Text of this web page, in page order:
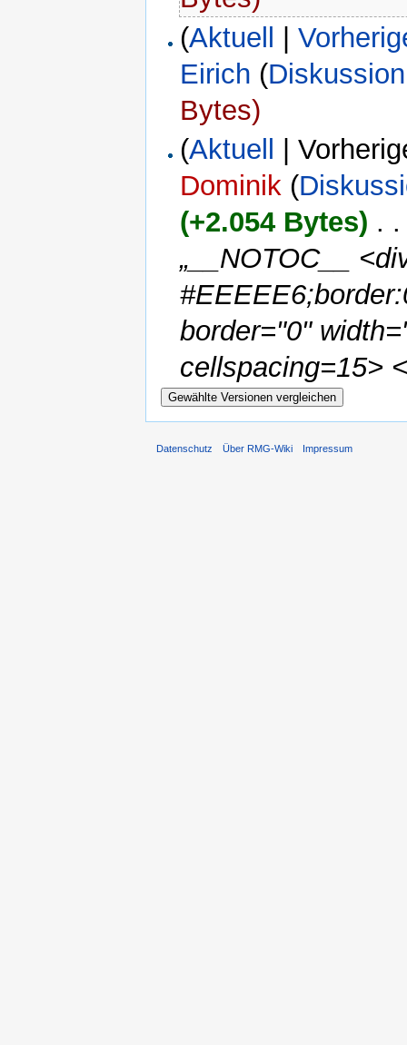
(Aktuell |
Eirich (Diskussion
Bytes)
(Aktuell
|
Dominik (
(+2.054 Bytes) . .
„__NOTOC__
border="0"
cellspacing=15>
Datenschutz Über RMG-Wiki Impressum